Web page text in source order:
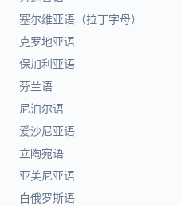
塞尔维亚语（拉丁字母）
克罗地亚语
保加利亚语
芬兰语
尼泊尔语
爱沙尼亚语
立陶宛语
亚美尼亚语
白俄罗斯语